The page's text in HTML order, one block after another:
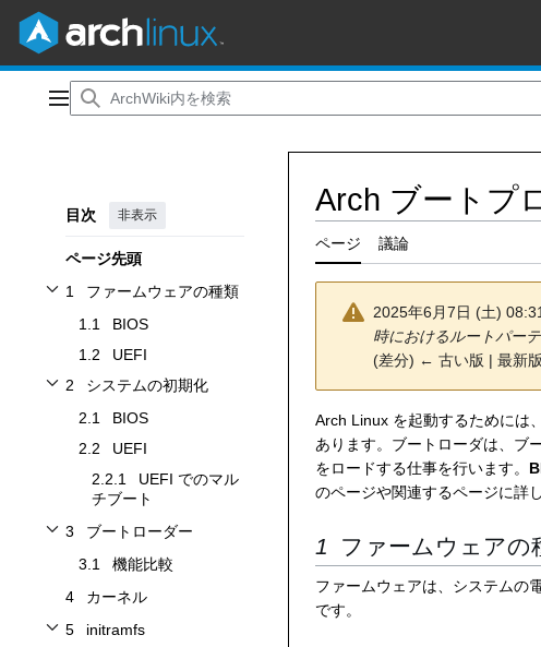
メインメニュー
目次 非表示
ページ先頭
1
ファームウェアの種類
ファームウェアの種類サブセクションを切り替えます
1.1
BIOS
1.2
UEFI
2
システムの初期化
システムの初期化サブセクションを切り替えます
2.1
BIOS
2.2
UEFI
2.2.1
UEFI でのマル
チブート
3
ブートローダー
ブートローダーサブセクションを切り替えます
3.1
機能比較
4
カーネル
5
initramfs
Arch ブートプ
ページ 議論
2025年6月7日 (土)
時におけるルートパー
(差分) ← 古い版 | 最新
Arch Linux を起動するためには
あります。ブートローダは、ブ
をロードする仕事を行います。
のページや関連するページに詳
ファームウェアの
ファームウェアは、システムの
です。